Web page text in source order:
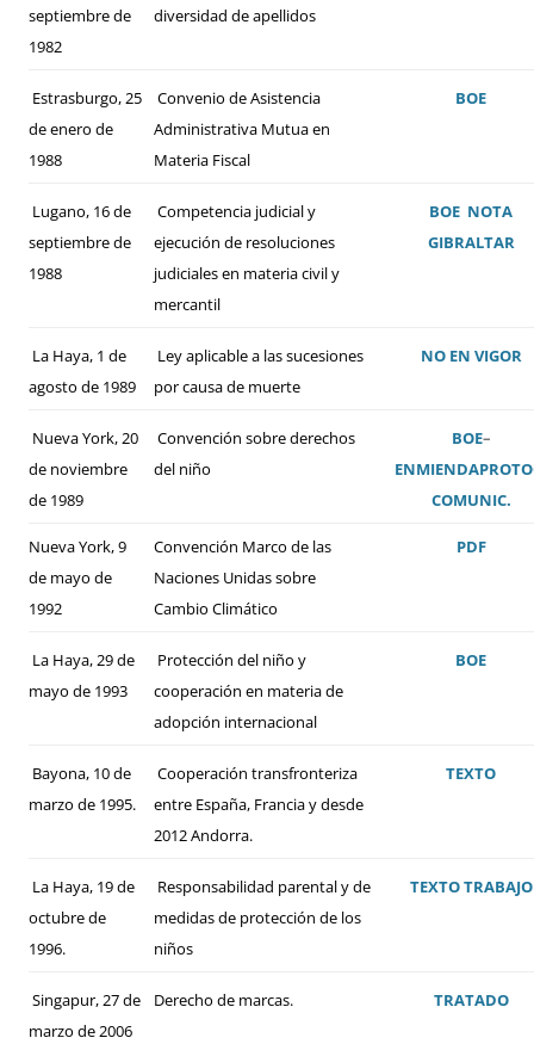
septiembre de
1982
diversidad de apellidos
Estrasburgo, 25
de enero de
1988
Convenio de Asistencia
Administrativa Mutua en
Materia Fiscal
BOE
Lugano, 16 de
septiembre de
1988
Competencia judicial y
ejecución de resoluciones
judiciales en materia civil y
mercantil
BOE NOTA
GIBRALTAR
La Haya, 1 de
agosto de 1989
Ley aplicable a las sucesiones
por causa de muerte
NO EN VIGOR
Nueva York, 20
de noviembre
de 1989
Convención sobre derechos
del niño
BOE–
ENMIENDA
COMUNIC.
Nueva York, 9
de mayo de
1992
Convención Marco de las
Naciones Unidas sobre
Cambio Climático
PDF
La Haya, 29 de
mayo de 1993
Protección del niño y
cooperación en materia de
adopción internacional
BOE
Bayona, 10 de
marzo de 1995.
Cooperación transfronteriza
entre España, Francia y desde
2012 Andorra.
TEXTO
La Haya, 19 de
octubre de
1996.
Responsabilidad parental y de
medidas de protección de los
niños
TEXTOTRABAJO
Singapur, 27 de
marzo de 2006
Derecho de marcas. TRATADO